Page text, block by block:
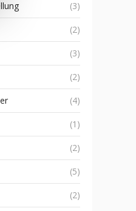
(3)
(2)
(3)
(2)
(4)
(1)
(2)
(5)
(2)